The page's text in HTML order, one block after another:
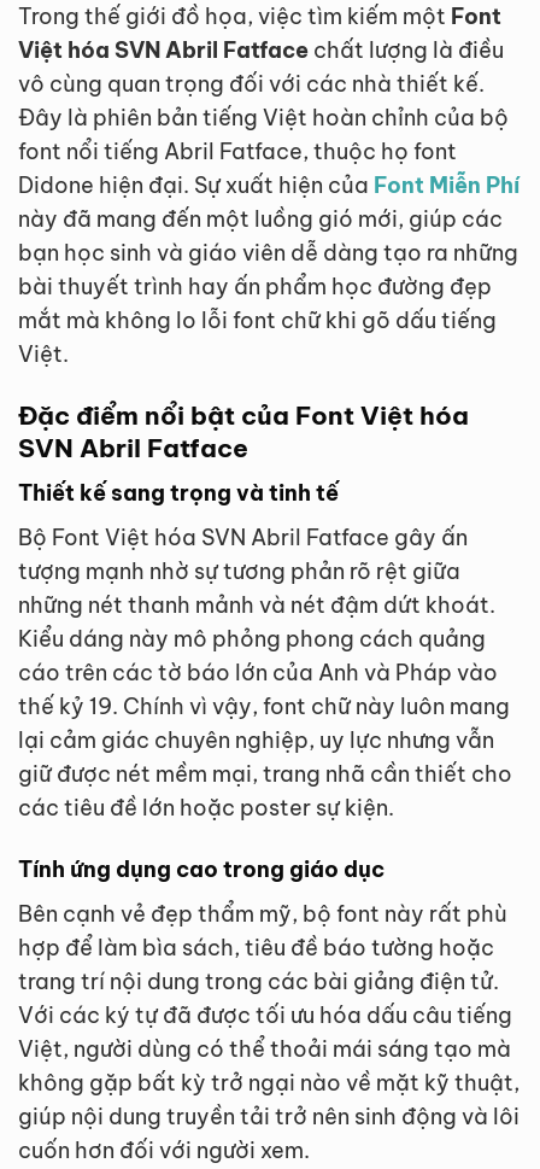
Trong thế giới đồ họa, việc tìm kiếm một Font
Việt hóa SVN Abril Fatface chất lượng là điều
vô cùng quan trọng đối với các nhà thiết kế.
Đây là phiên bản tiếng Việt hoàn chỉnh của bộ
font nổi tiếng Abril Fatface, thuộc họ font
Didone hiện đại. Sự xuất hiện của Font Miễn Phí
này đã mang đến một luồng gió mới, giúp các
bạn học sinh và giáo viên dễ dàng tạo ra những
bài thuyết trình hay ấn phẩm học đường đẹp
mắt mà không lo lỗi font chữ khi gõ dấu tiếng
Việt.
Đặc điểm nổi bật của Font Việt hóa
SVN Abril Fatface
Thiết kế sang trọng và tinh tế
Bộ Font Việt hóa SVN Abril Fatface gây ấn
tượng mạnh nhờ sự tương phản rõ rệt giữa
những nét thanh mảnh và nét đậm dứt khoát.
Kiểu dáng này mô phỏng phong cách quảng
cáo trên các tờ báo lớn của Anh và Pháp vào
thế kỷ 19. Chính vì vậy, font chữ này luôn mang
lại cảm giác chuyên nghiệp, uy lực nhưng vẫn
giữ được nét mềm mại, trang nhã cần thiết cho
các tiêu đề lớn hoặc poster sự kiện.
Tính ứng dụng cao trong giáo dục
Bên cạnh vẻ đẹp thẩm mỹ, bộ font này rất phù
hợp để làm bìa sách, tiêu đề báo tường hoặc
trang trí nội dung trong các bài giảng điện tử.
Với các ký tự đã được tối ưu hóa dấu câu tiếng
Việt, người dùng có thể thoải mái sáng tạo mà
không gặp bất kỳ trở ngại nào về mặt kỹ thuật,
giúp nội dung truyền tải trở nên sinh động và lôi
cuốn hơn đối với người xem.